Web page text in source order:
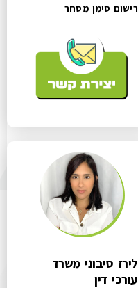
רישום סימן מסחר
לירז סיבוני משרד
עורכי דין